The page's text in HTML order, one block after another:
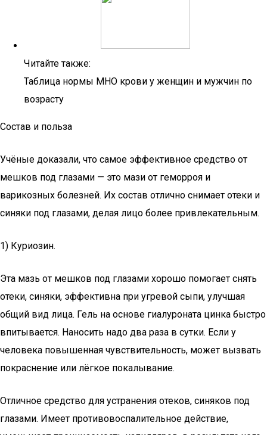
Читайте также:
Таблица нормы МНО крови у женщин и мужчин по
возрасту
Состав и польза
Учёные доказали, что самое эффективное средство от
мешков под глазами — это мази от геморроя и
варикозных болезней. Их состав отлично снимает отеки и
синяки под глазами, делая лицо более привлекательным.
1) Куриозин.
Эта мазь от мешков под глазами хорошо помогает снять
отеки, синяки, эффективна при угревой сыпи, улучшая
общий вид лица. Гель на основе гиалуроната цинка быстро
впитывается. Наносить надо два раза в сутки. Если у
человека повышенная чувствительность, может вызвать
покраснение или лёгкое покалывание.
Отличное средство для устранения отеков, синяков под
глазами. Имеет противовоспалительное действие,